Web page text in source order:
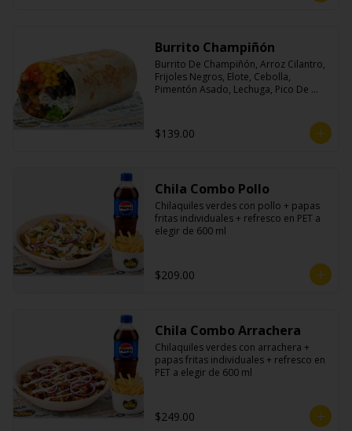
Burrito Champiñón
Burrito De Champiñón, Arroz Cilantro,
Frijoles Negros, Elote, Cebolla,
Pimentón Asado, Lechuga, Pico De
$139.00
Chila Combo Pollo
Chilaquiles verdes con pollo + papas
fritas individuales + refresco en PET a
elegir de 600 ml
$209.00
Chila Combo Arrachera
Chilaquiles verdes con arrachera +
papas fritas individuales + refresco en
PET a elegir de 600 ml
$249.00